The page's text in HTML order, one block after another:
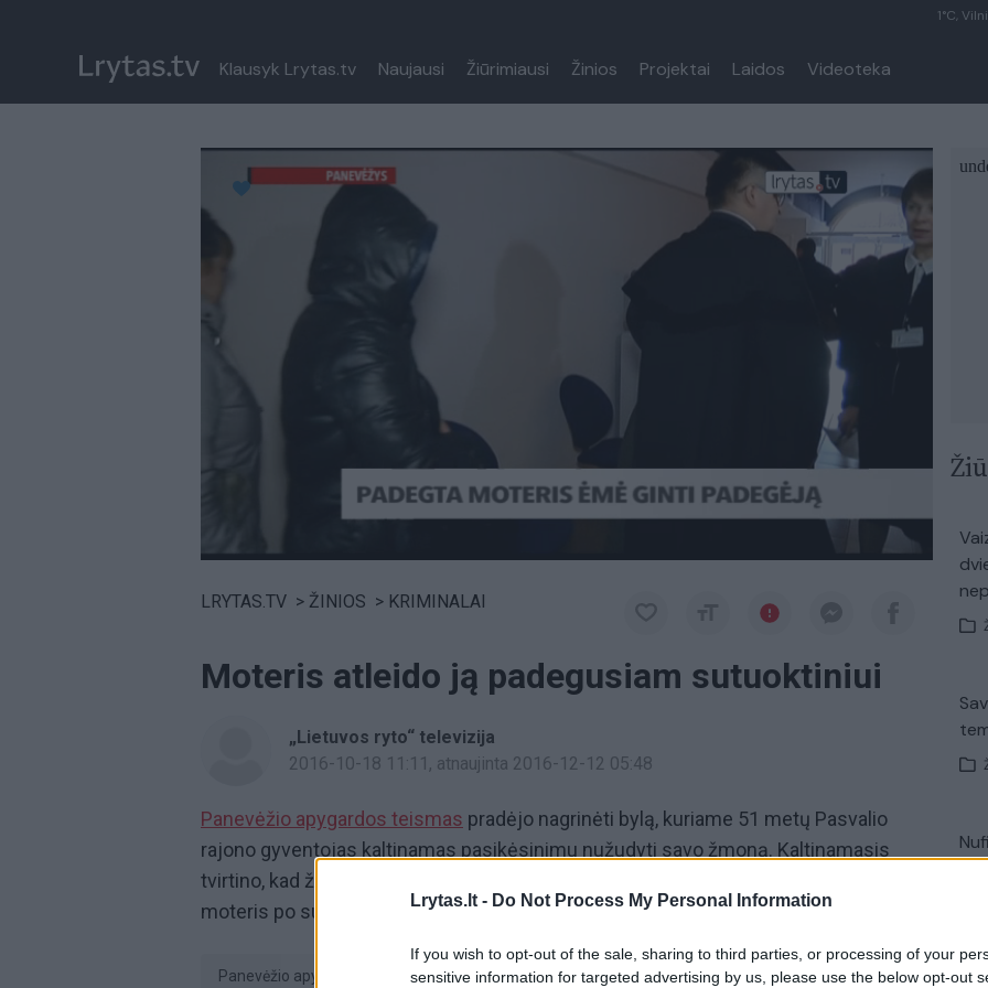
Lrytas.lt - Do Not Process My Personal Information
If you wish to opt-out of the sale, sharing to third parties, or processing of your
sensitive information for targeted advertising by us, please use the below opt-out
1°C,
Klausyk Lrytas.tv Naujausi Žiūrimiausi Žinios Projektai Laidos Videoteka
Paremkite Ukrainą
LRYTAS.TV > ŽINIOS > KRIMINALAI
Moteris atleido ją padegusiam sutuoktiniui
„Lietuvos ryto“ televizija
2016-10-18 11:11 , atnaujinta 2016-12-12 05:48
Panevėžio apygardos teismas pradėjo nagrinėti bylą, kuriame 51 metų Pasvalio
rajono gyventojas kaltinamas pasikėsinimu nužudyti savo žmoną. Kaltinamasis
tvirtino, kad žmonos nepadegė, esą ji pati užsidegė, bandydama užsirūkyti. Nors
moteris po sunkių sužalojimų vos išgyveno, ėmė ginti sutuoktinį.
Panevėžio apygardos teismas padegėjas žmona
V.